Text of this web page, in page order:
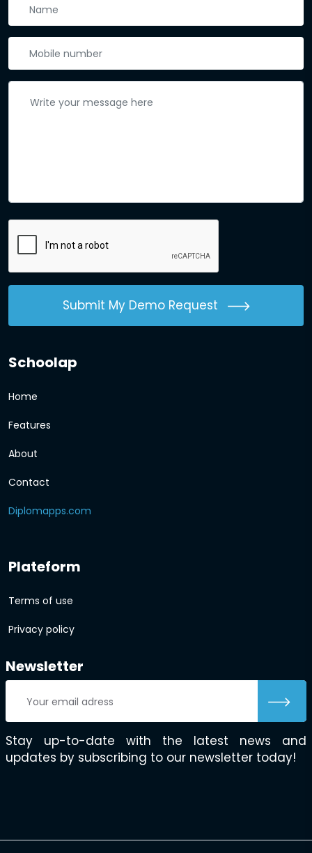
Submit My Demo Request
Schoolap
Home
Features
About
Contact
Diplomapps.com
Plateform
Terms of use
Privacy policy
Newsletter
Stay up-to-date with the latest news and
updates by subscribing to our newsletter today!